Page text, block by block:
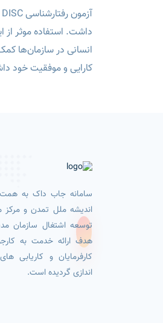
داشت. استفاده موثر از
کارایی و موفقیت خود
سامانه جاب داک به
اندیشه ملل تمدن و مرکز
توسعه اشتغال سازمان
هدف ارائه خدمت به
کارفرمایان و کاریابی
اندازی گردیده است.